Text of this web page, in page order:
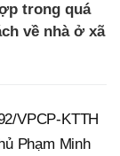
trong quá
về nhà ở xã
VPCP-KTTH
Phạm Minh